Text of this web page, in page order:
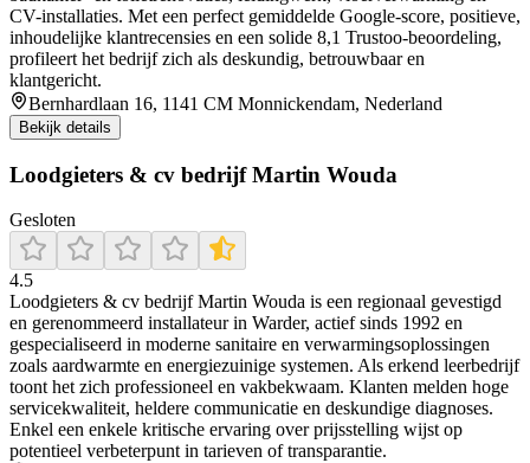
CV-installaties. Met een perfect gemiddelde Google-score, positieve,
inhoudelijke klantrecensies en een solide 8,1 Trustoo‑beoordeling,
profileert het bedrijf zich als deskundig, betrouwbaar en
klantgericht.
Bernhardlaan 16, 1141 CM Monnickendam, Nederland
Bekijk details
Loodgieters & cv bedrijf Martin Wouda
Gesloten
4.5
Loodgieters & cv bedrijf Martin Wouda is een regionaal gevestigd
en gerenommeerd installateur in Warder, actief sinds 1992 en
gespecialiseerd in moderne sanitaire en verwarmingsoplossingen
zoals aardwarmte en energiezuinige systemen. Als erkend leerbedrijf
toont het zich professioneel en vakbekwaam. Klanten melden hoge
servicekwaliteit, heldere communicatie en deskundige diagnoses.
Enkel een enkele kritische ervaring over prijsstelling wijst op
potentieel verbeterpunt in tarieven of transparantie.